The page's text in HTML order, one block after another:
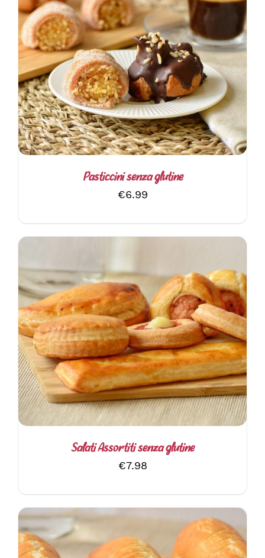
AGGIUNGI AL CARRELLO DETTAGLI
Pasticcini senza glutine
€6.99
AGGIUNGI AL CARRELLO / DETTAGLI
Salati Assortiti senza glutine
€7.98